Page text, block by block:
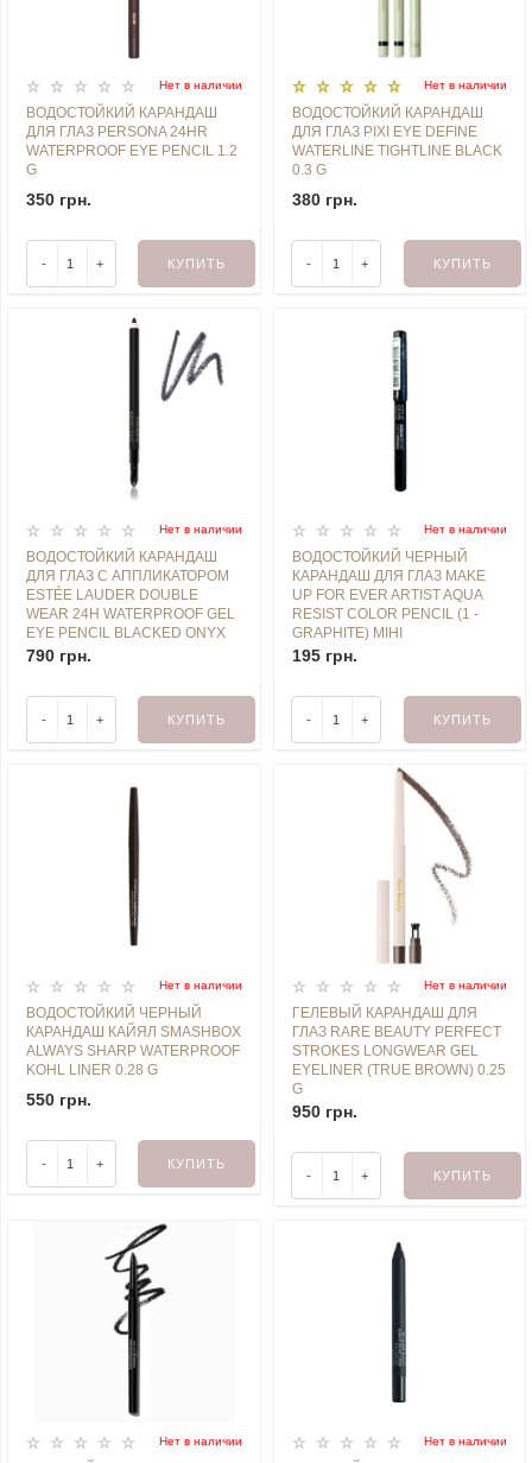
Нет в наличии
ВОДОСТОЙКИЙ КАРАНДАШ
ДЛЯ ГЛАЗ PERSONA 24HR
WATERPROOF EYE PENCIL 1.2
G
350 грн.
- + КУПИТЬ
Нет в наличии
ВОДОСТОЙКИЙ КАРАНДАШ
ДЛЯ ГЛАЗ PIXI EYE DEFINE
WATERLINE TIGHTLINE BLACK
0.3 G
380 грн.
- + КУПИТЬ
Нет в наличии
ВОДОСТОЙКИЙ КАРАНДАШ
ДЛЯ ГЛАЗ С АППЛИКАТОРОМ
ESTÉE LAUDER DOUBLE
WEAR 24H WATERPROOF GEL
EYE PENCIL BLACKED ONYX
0.35 G (БЕЗ КОРОБОЧКИ, ИЗ
790 грн.
- + КУПИТЬ
Нет в наличии
ВОДОСТОЙКИЙ ЧЕРНЫЙ
КАРАНДАШ ДЛЯ ГЛАЗ MAKE
UP FOR EVER ARTIST AQUA
RESIST COLOR PENCIL (1 -
GRAPHITE) МІНІ
195 грн.
- + КУПИТЬ
Нет в наличии
ВОДОСТОЙКИЙ ЧЕРНЫЙ
КАРАНДАШ КАЙЯЛ SMASHBOX
ALWAYS SHARP WATERPROOF
KOHL LINER 0.28 G
550 грн.
- + КУПИТЬ
Нет в наличии
ГЕЛЕВЫЙ КАРАНДАШ ДЛЯ
ГЛАЗ RARE BEAUTY PERFECT
STROKES LONGWEAR GEL
EYELINER (TRUE BROWN) 0.25
G
950 грн.
- + КУПИТЬ
Нет в наличии Нет в наличии